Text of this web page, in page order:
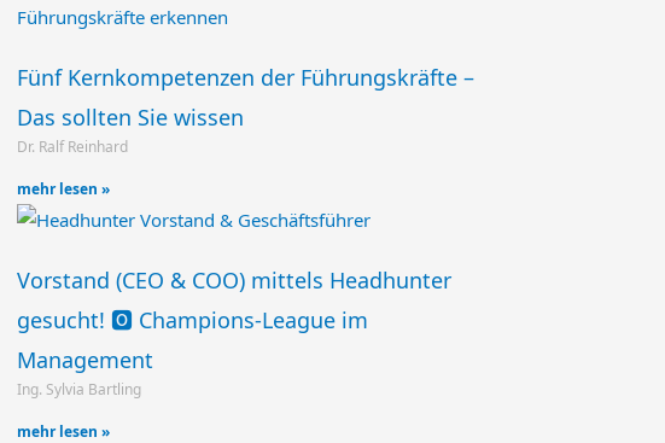
Fünf Kernkompetenzen der Führungskräfte –
Das sollten Sie wissen
Dr. Ralf Reinhard
mehr lesen »
Vorstand (CEO & COO) mittels Headhunter
gesucht! 🅾️ Champions-League im
Management
Ing. Sylvia Bartling
mehr lesen »